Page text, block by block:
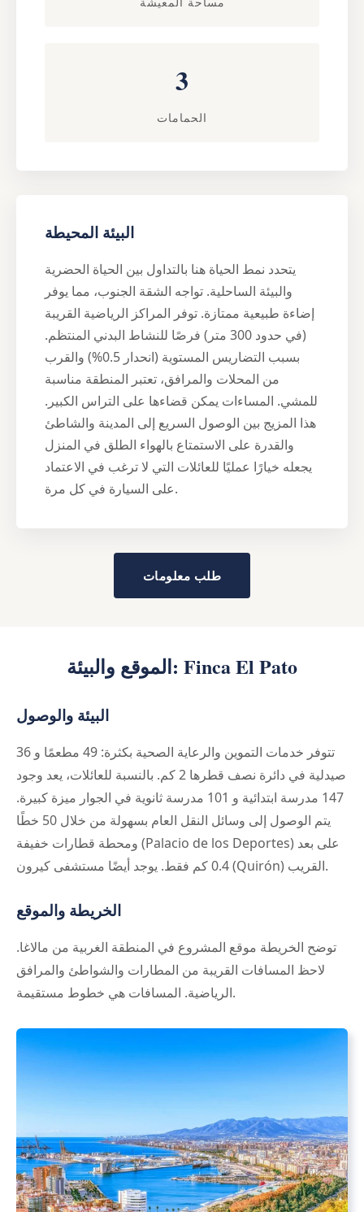
3
الحمامات
البيئة المحيطة
يتحدد نمط الحياة هنا بالتداول بين الحياة الحضرية
والبيئة الساحلية. تواجه الشقة الجنوب، مما يوفر
إضاءة طبيعية ممتازة. توفر المراكز الرياضية القريبة
(في حدود 300 متر) فرصًا للنشاط البدني المنتظم.
بسبب التضاريس المستوية (انحدار 0.5%) والقرب
من المحلات والمرافق، تعتبر المنطقة مناسبة
للمشي. المساءات يمكن قضاءها على التراس الكبير.
هذا المزيج بين الوصول السريع إلى المدينة والشاطئ
والقدرة على الاستمتاع بالهواء الطلق في المنزل
يجعله خيارًا عمليًا للعائلات التي لا ترغب في الاعتماد
على السيارة في كل مرة.
طلب معلومات
الموقع والبيئة: Finca El Pato
البيئة والوصول
تتوفر خدمات التموين والرعاية الصحية بكثرة: 49 مطعمًا و 36
صيدلية في دائرة نصف قطرها 2 كم. بالنسبة للعائلات، يعد وجود
147 مدرسة ابتدائية و 101 مدرسة ثانوية في الجوار ميزة كبيرة.
يتم الوصول إلى وسائل النقل العام بسهولة من خلال 50 خطًا
ومحطة قطارات خفيفة (Palacio de los Deportes) على بعد
0.4 كم فقط. يوجد أيضًا مستشفى كيرون (Quirón) القريب.
الخريطة والموقع
توضح الخريطة موقع المشروع في المنطقة الغربية من مالاغا.
لاحظ المسافات القريبة من المطارات والشواطئ والمرافق
الرياضية. المسافات هي خطوط مستقيمة.